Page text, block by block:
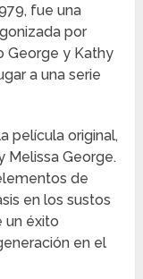
fue una
por
George y Kathy
a una serie
película original,
Melissa George.
de
en los sustos
un éxito
en el